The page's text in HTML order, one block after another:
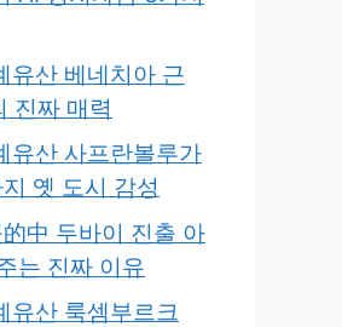
유산 베네치아 근
진짜 매력
유산 사프란볼루가
옛 도시 감성
中 두바이 진출 아
는 진짜 이유
유산 룩셈부르크